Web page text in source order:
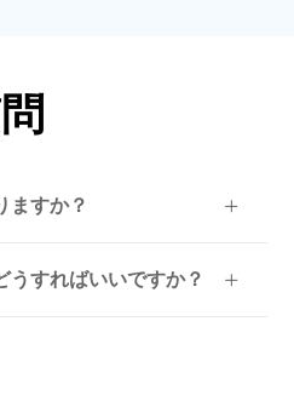
ますか？
うすればいいですか？